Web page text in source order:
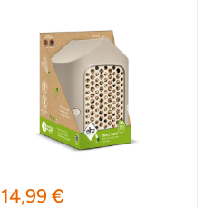
Sonderpreis
14,99 €